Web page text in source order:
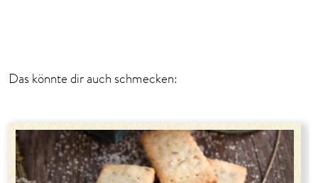
Das könnte dir auch schmecken: